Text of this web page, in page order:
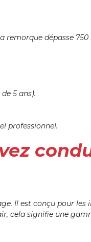
remorque dépasse
5 ans).
professionnel.
Il est conçu pour
cela signifie une